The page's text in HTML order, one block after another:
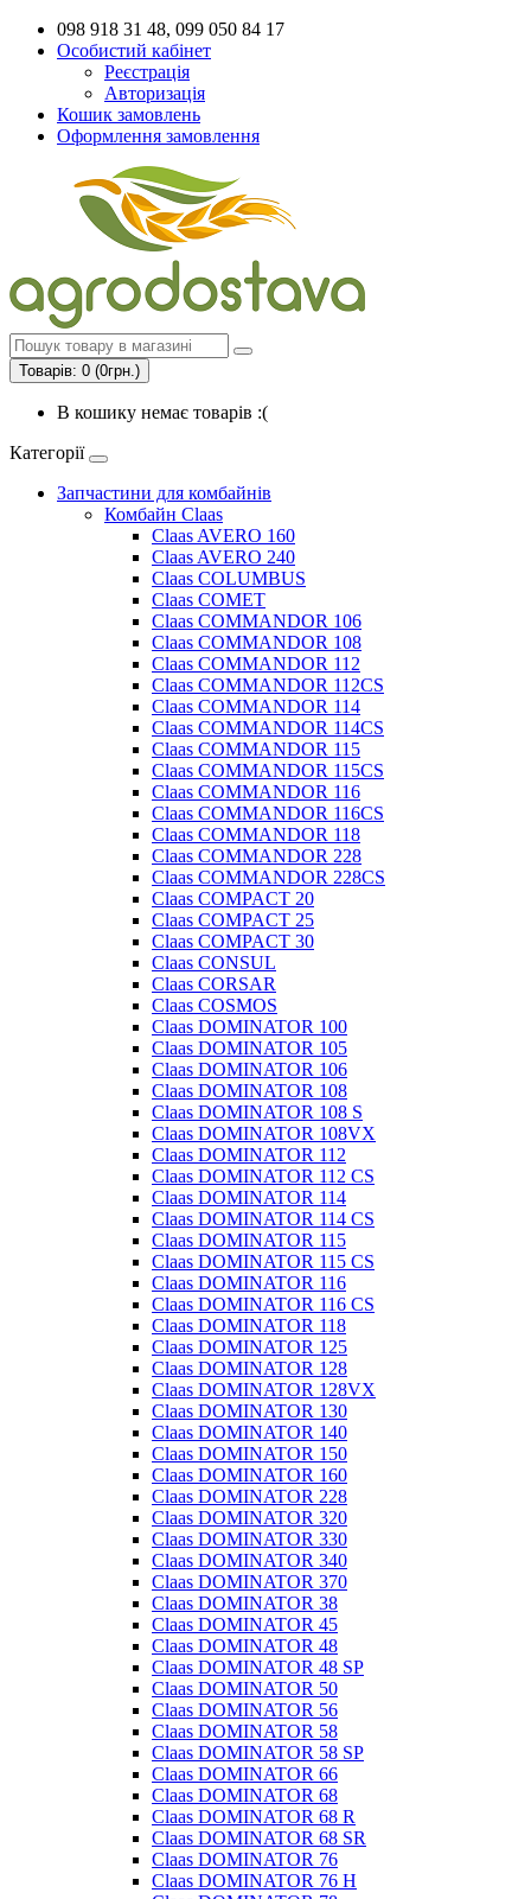
098 918 31 48, 099 050 84 17
Особистий кабінет
Реєстрація
Авторизація
Кошик замовлень
Оформлення замовлення
Товарів: 0 (0грн.)
В кошику немає товарів :(
Категорії
Запчастини для комбайнів
Комбайн Claas
Claas AVERO 160
Claas AVERO 240
Claas COLUMBUS
Claas COMET
Claas COMMANDOR 106
Claas COMMANDOR 108
Claas COMMANDOR 112
Claas COMMANDOR 112CS
Claas COMMANDOR 114
Claas COMMANDOR 114CS
Claas COMMANDOR 115
Claas COMMANDOR 115CS
Claas COMMANDOR 116
Claas COMMANDOR 116CS
Claas COMMANDOR 118
Claas COMMANDOR 228
Claas COMMANDOR 228CS
Claas COMPACT 20
Claas COMPACT 25
Claas COMPACT 30
Claas CONSUL
Claas CORSAR
Claas COSMOS
Claas DOMINATOR 100
Claas DOMINATOR 105
Claas DOMINATOR 106
Claas DOMINATOR 108
Claas DOMINATOR 108 S
Claas DOMINATOR 108VX
Claas DOMINATOR 112
Claas DOMINATOR 112 CS
Claas DOMINATOR 114
Claas DOMINATOR 114 CS
Claas DOMINATOR 115
Claas DOMINATOR 115 CS
Claas DOMINATOR 116
Claas DOMINATOR 116 CS
Claas DOMINATOR 118
Claas DOMINATOR 125
Claas DOMINATOR 128
Claas DOMINATOR 128VX
Claas DOMINATOR 130
Claas DOMINATOR 140
Claas DOMINATOR 150
Claas DOMINATOR 160
Claas DOMINATOR 228
Claas DOMINATOR 320
Claas DOMINATOR 330
Claas DOMINATOR 340
Claas DOMINATOR 370
Claas DOMINATOR 38
Claas DOMINATOR 45
Claas DOMINATOR 48
Claas DOMINATOR 48 SP
Claas DOMINATOR 50
Claas DOMINATOR 56
Claas DOMINATOR 58
Claas DOMINATOR 58 SP
Claas DOMINATOR 66
Claas DOMINATOR 68
Claas DOMINATOR 68 R
Claas DOMINATOR 68 SR
Claas DOMINATOR 76
Claas DOMINATOR 76 H